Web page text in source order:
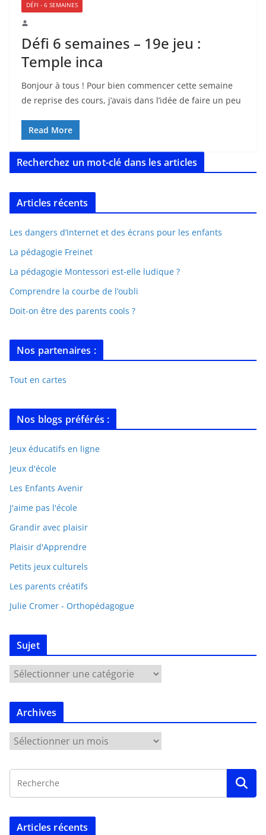
DÉFI - 6 SEMAINES
Défi 6 semaines – 19e jeu :
Temple inca
Bonjour à tous ! Pour bien commencer cette semaine
de reprise des cours, j’avais dans l’idée de faire un peu
Read More
Recherchez un mot-clé dans les articles
Articles récents
Les dangers d’Internet et des écrans pour les enfants
La pédagogie Freinet
La pédagogie Montessori est-elle ludique ?
Comprendre la courbe de l’oubli
Doit-on être des parents cools ?
Nos partenaires :
Tout en cartes
Nos blogs préférés :
Jeux éducatifs en ligne
Jeux d'école
Les Enfants Avenir
J'aime pas l'école
Grandir avec plaisir
Plaisir d'Apprendre
Petits jeux culturels
Les parents créatifs
Julie Cromer - Orthopédagogue
Sujet
Archives
Articles récents